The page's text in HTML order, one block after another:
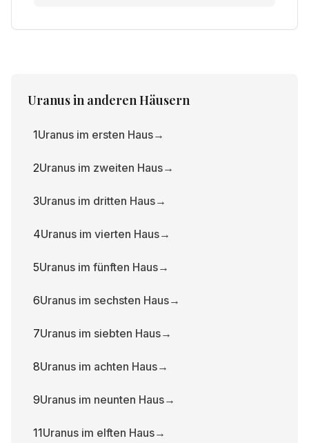
Uranusin anderen Häusern
1Uranus im ersten Haus→
2Uranus im zweiten Haus→
3Uranus im dritten Haus→
4Uranus im vierten Haus→
5Uranus im fünften Haus→
6Uranus im sechsten Haus→
7Uranus im siebten Haus→
8Uranus im achten Haus→
9Uranus im neunten Haus→
11Uranus im elften Haus→